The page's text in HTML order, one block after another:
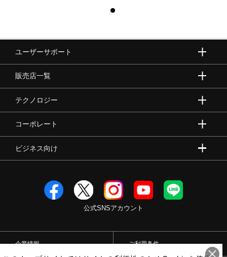
ユーザーサポート
販売店一覧
テクノロジー
コーポレート
ビジネス向け
公式SNSアカウント
企業情報 ご利用条件